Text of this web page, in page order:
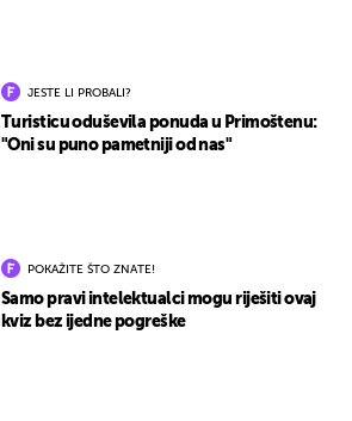
JESTE LI PROBALI?
Turisticu oduševila ponuda u Primoštenu:
"Oni su puno pametniji od nas"
POKAŽITE ŠTO ZNATE!
Samo pravi intelektualci mogu riješiti ovaj
kviz bez ijedne pogreške